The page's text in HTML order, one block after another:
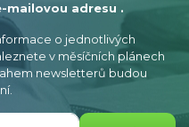
mailovou adresu .
o jednotlivých
v měsíčních plánech
newsletterů budou